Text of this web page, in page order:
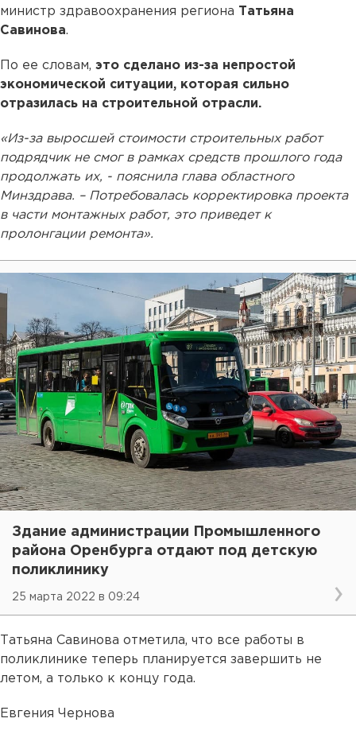
министр здравоохранения региона Татьяна
Савинова.
По ее словам, это сделано из-за непростой
экономической ситуации, которая сильно
отразилась на строительной отрасли.
«Из-за выросшей стоимости строительных работ
подрядчик не смог в рамках средств прошлого года
продолжать их, - пояснила глава областного
Минздрава. – Потребовалась корректировка проекта
в части монтажных работ, это приведет к
пролонгации ремонта».
Здание администрации Промышленного
района Оренбурга отдают под детскую
поликлинику
25 марта 2022 в 09:24
Татьяна Савинова отметила, что все работы в
поликлинике теперь планируется завершить не
летом, а только к концу года.
Евгения Чернова